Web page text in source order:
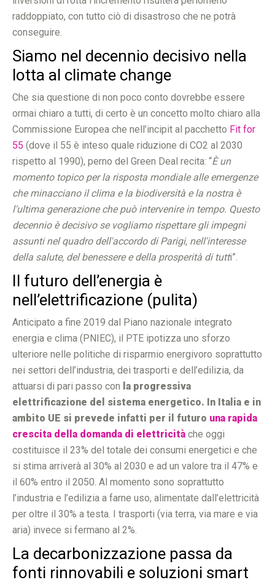
raddoppiato, con tutto ciò di disastroso che ne potrà
conseguire.
Siamo nel decennio decisivo nella
lotta al climate change
Che sia questione di non poco conto dovrebbe essere
ormai chiaro a tutti, di certo è un concetto molto chiaro alla
Commissione Europea che nell’incipit al pacchetto Fit for
55 (dove il 55 è inteso quale riduzione di CO2 al 2030
rispetto al 1990), perno del Green Deal recita: “È un
momento topico per la risposta mondiale alle emergenze
che minacciano il clima e la biodiversità e la nostra è
l'ultima generazione che può intervenire in tempo. Questo
decennio è decisivo se vogliamo rispettare gli impegni
assunti nel quadro dell'accordo di Parigi, nell'interesse
della salute, del benessere e della prosperità di tutti”.
Il futuro dell’energia è
nell’elettrificazione (pulita)
Anticipato a fine 2019 dal Piano nazionale integrato
energia e clima (PNIEC), il PTE ipotizza uno sforzo
ulteriore nelle politiche di risparmio energivoro soprattutto
nei settori dell’industria, dei trasporti e dell’edilizia, da
attuarsi di pari passo con la progressiva
elettrificazione del sistema energetico. In Italia e in
ambito UE si prevede infatti per il futuro una rapida
crescita della domanda di elettricità che oggi
costituisce il 23% del totale dei consumi energetici e che
si stima arriverà al 30% al 2030 e ad un valore tra il 47% e
il 60% entro il 2050. Al momento sono soprattutto
l’industria e l’edilizia a farne uso, alimentate dall’elettricità
per oltre il 30% a testa. I trasporti (via terra, via mare e via
aria) invece si fermano al 2%.
La decarbonizzazione passa da
fonti rinnovabili e soluzioni smart